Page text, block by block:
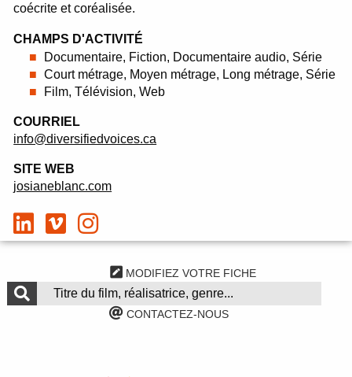
coécrite et coréalisée.
CHAMPS D'ACTIVITÉ
Documentaire, Fiction, Documentaire audio, Série
Court métrage, Moyen métrage, Long métrage, Série
Film, Télévision, Web
COURRIEL
info@diversifiedvoices.ca
SITE WEB
josianeblanc.com
MODIFIEZ VOTRE FICHE
CONTACTEZ-NOUS